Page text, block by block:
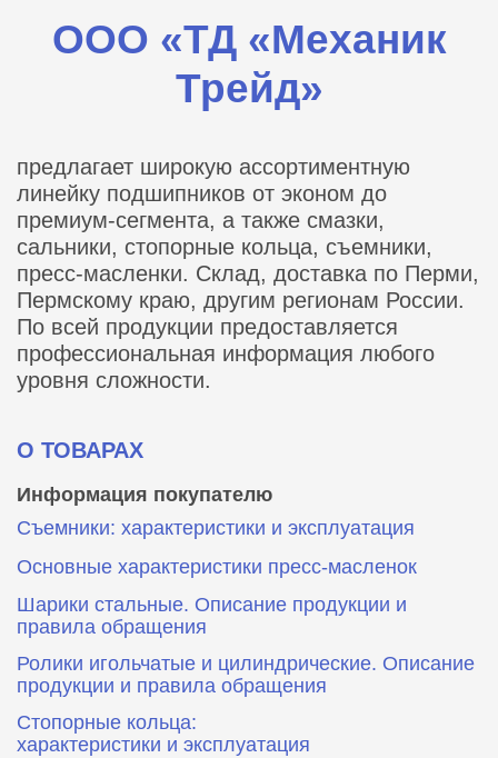
ООО «ТД «Механик
Трейд»
предлагает широкую ассортиментную
линейку подшипников от эконом до
премиум-сегмента, а также смазки,
сальники, стопорные кольца, съемники,
пресс-масленки. Склад, доставка по Перми,
Пермскому краю, другим регионам России.
По всей продукции предоставляется
профессиональная информация любого
уровня сложности.
О ТОВАРАХ
Информация покупателю
Съемники: характеристики и эксплуатация
Основные характеристики пресс‑масленок
Шарики стальные. Описание продукции и
правила обращения
Ролики игольчатые и цилиндрические. Описание
продукции и правила обращения
Стопорные кольца:
характеристики и эксплуатация